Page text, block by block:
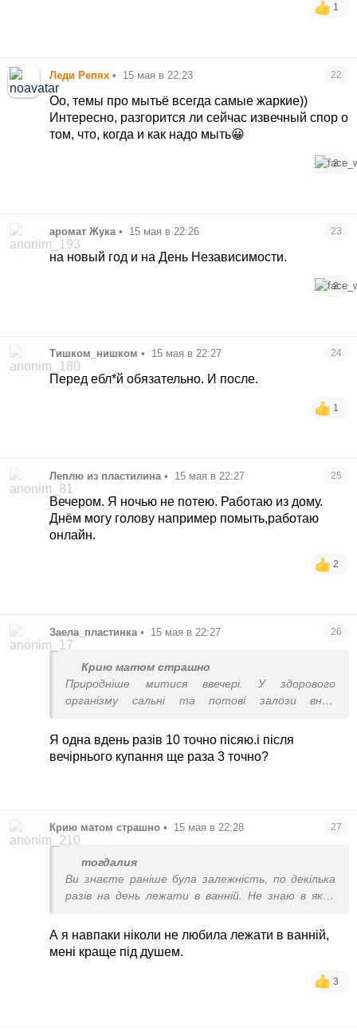
1
Леди Репях • 15 мая в 22:23 22
Оо, темы про мытьё всегда самые жаркие))
Интересно, разгорится ли сейчас извечный спор о
том, что, когда и как надо мыть😀
3
аромат Жука • 15 мая в 22:26 23
на новый год и на День Независимости.
2
Тишком_нишком • 15 мая в 22:27 24
Перед ебл*й обязательно. И после.
1
Леплю из пластилина • 15 мая в 22:27 25
Вечером. Я ночью не потею. Работаю из дому.
Днём могу голову например помыть,работаю
онлайн.
2
Заела_пластинка • 15 мая в 22:27 26
Крию матом страшно
Природніше митися ввечері. У здорового
організму сальні та потові залози вночі
вночі ми не ходимо по вулиці, не прилипає пил, за
ніч людина максимум 1 раз ходить попісяти або
приймати душ 2 рази на день. Головне не
Я одна вдень разів 10 точно пісяю.і після
вечірнього купання ще раза 3 точно?
Крию матом страшно • 15 мая в 22:28 27
тогдалия
Ви знаєте раніше була залежність, по декілька
разів на день лежати в ванній. Не знаю в який
щодня. А повністю під настрій
А я навпаки ніколи не любила лежати в ванній,
мені краще під душем.
3